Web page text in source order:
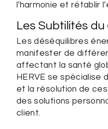
l'harmonie et rétablir
Les Subtilités du
Les déséquilibres
manifester de
affectant la santé
HERVE se spécialise
et la résolution de
des solutions
client.